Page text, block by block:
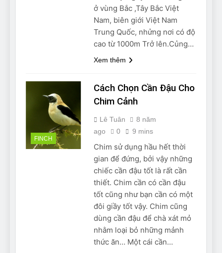
ở vùng Bắc ,Tây Bắc Việt
Nam, biên giới Việt Nam
Trung Quốc, nhửng nơi có độ
cao từ 1000m Trở lên.Củng…
Xem thêm
FINCH
Cách Chọn Cần Đậu Cho
Chim Cảnh
Lê Tuân
8 năm
ago
0 9 mins
Chim sử dụng hầu hết thời
gian để đứng, bởi vậy những
chiếc cần đậu tốt là rất cần
thiết. Chim cần có cần đậu
tốt cũng như bạn cần có một
đôi giầy tốt vậy. Chim cũng
dùng cần đậu để chà xát mỏ
nhằm loại bỏ những mảnh
thức ăn… Một cái cần…